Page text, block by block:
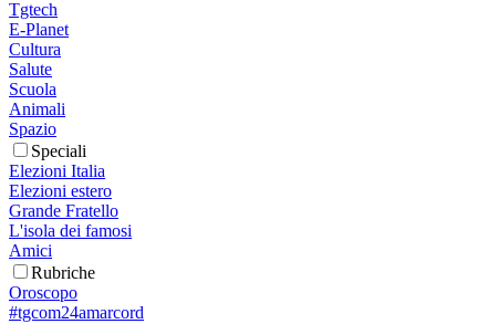
Tgtech
E-Planet
Cultura
Salute
Scuola
Animali
Spazio
Speciali
Elezioni Italia
Elezioni estero
Grande Fratello
L'isola dei famosi
Amici
Rubriche
Oroscopo
#tgcom24amarcord